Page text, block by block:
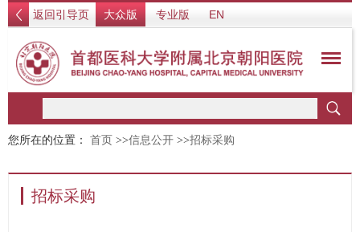
返回引导页 大众版 专业版 EN
您所在的位置： 首页 >>信息公开 >>招标采购
招标采购